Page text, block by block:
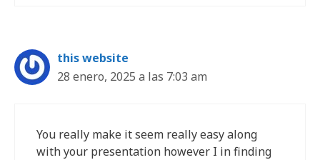
this website
28 enero, 2025 a las 7:03 am
You really make it seem really easy along
with your presentation however I in finding